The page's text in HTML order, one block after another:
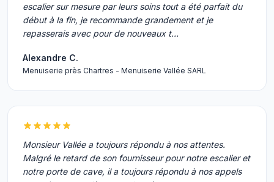
escalier sur mesure par leurs soins tout a été parfait du
début à la fin, je recommande grandement et je
repasserais avec pour de nouveaux t…
Alexandre C.
Menuiserie près Chartres - Menuiserie Vallée SARL
Monsieur Vallée a toujours répondu à nos attentes.
Malgré le retard de son fournisseur pour notre escalier et
notre porte de cave, il a toujours répondu à nos appels